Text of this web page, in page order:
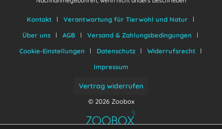
Kontakt
Verantwortung für Tierwohl und Natur
Über uns
AGB
Versand & Zahlungsbedingungen
Cookie-Einstellungen
Datenschutz
Widerrufsrecht
Impressum
Vertrag widerrufen
© 2026 Zoobox